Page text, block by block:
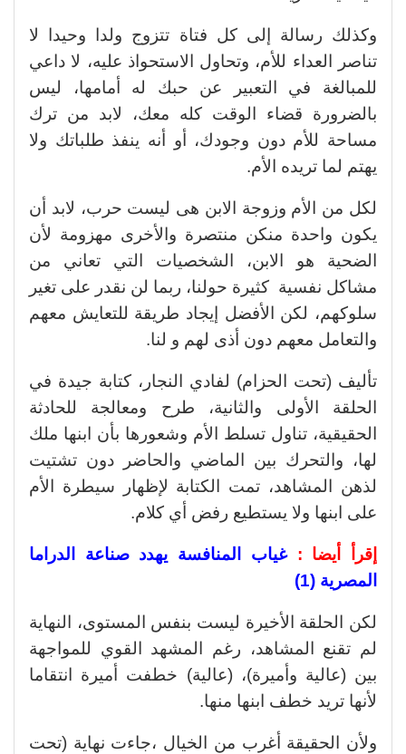
وكذلك رسالة إلى كل فتاة تتزوج ولدا وحيدا لا
تناصر العداء للأم، وتحاول الاستحواذ عليه، لا داعي
للمبالغة في التعبير عن حبك له أمامها، ليس
بالضرورة قضاء الوقت كله معك، لابد من ترك
مساحة للأم دون وجودك، أو أنه ينفذ طلباتك ولا
يهتم لما تريده الأم.
لكل من الأم وزوجة الابن هى ليست حرب، لابد أن
يكون واحدة منكن منتصرة والأخرى مهزومة لأن
الضحية هو الابن، الشخصيات التي تعاني من
مشاكل نفسية كثيرة حولنا، ربما لن نقدر على تغير
سلوكهم، لكن الأفضل إيجاد طريقة للتعايش معهم
والتعامل معهم دون أذى لهم و لنا.
تأليف (تحت الحزام) لفادي النجار، كتابة جيدة في
الحلقة الأولى والثانية، طرح ومعالجة للحادثة
الحقيقية، تناول تسلط الأم وشعورها بأن ابنها ملك
لها، والتحرك بين الماضي والحاضر دون تشتيت
لذهن المشاهد، تمت الكتابة لإظهار سيطرة الأم
على ابنها ولا يستطيع رفض أي كلام.
إقرأ أيضا :غياب المنافسة يهدد صناعة الدراما
المصرية (1)
لكن الحلقة الأخيرة ليست بنفس المستوى، النهاية
لم تقنع المشاهد، رغم المشهد القوي للمواجهة
بين (عالية وأميرة)، (عالية) خطفت أميرة انتقاما
لأنها تريد خطف ابنها منها.
ولأن الحقيقة أغرب من الخيال ،جاءت نهاية (تحت